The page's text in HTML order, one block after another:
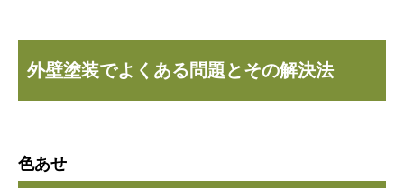
外壁塗装でよくある問題とその解決法
色あせ